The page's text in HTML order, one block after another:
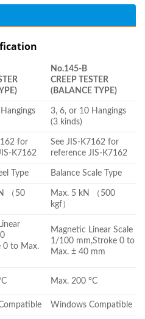
No.145-B
CREEP TESTER
(BALANCE TYPE)
3, 6, or 10 Hangings
(3 kinds)
for
K7162
See JIS-K7162 for
reference JIS-K7162
Type Balance Scale Type
（50
Max. 5 kN （500
kgf）
0 to Max.
Magnetic Linear Scale
1/100 mm,Stroke 0 to
Max. ± 40 mm
Max. 200 °C
Windows Compatible